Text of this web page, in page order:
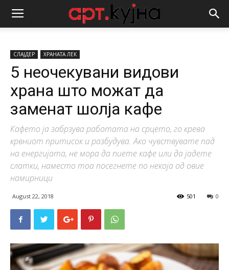
СЛАЈДЕР ХРАНАТА ЛЕК
5 неочекувани видови
храна што можат да
заменат шолја кафе
Кафето ја забрзува работата на срцето, го крева
крвниот притисок и разбудува. Ако чувствувате пад
на енергијата, не мора да пиете кафе или да јадете
слатки, наместо тоа посегнете по некоја од овие
намирници
August 22, 2018 0
501